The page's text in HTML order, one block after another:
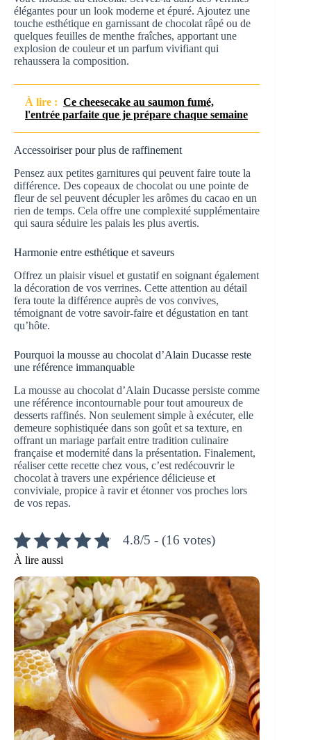
élégantes pour un look moderne et épuré. Ajoutez une
touche esthétique en garnissant de chocolat râpé ou de
quelques feuilles de menthe fraîches, apportant une
explosion de couleur et un parfum vivifiant qui
rehaussera la composition.
À lire : Ce cheesecake au saumon fumé,
l'entrée parfaite que je prépare chaque semaine
Accessoiriser pour plus de raffinement
Pensez aux petites garnitures qui peuvent faire toute la
différence. Des copeaux de chocolat ou une pointe de
fleur de sel peuvent décupler les arômes du cacao en un
rien de temps. Cela offre une complexité supplémentaire
qui saura séduire les palais les plus avertis.
Harmonie entre esthétique et saveurs
Offrez un plaisir visuel et gustatif en soignant également
la décoration de vos verrines. Cette attention au détail
fera toute la différence auprès de vos convives,
témoignant de votre savoir-faire et dégustation en tant
qu’hôte.
Pourquoi la mousse au chocolat d’Alain Ducasse reste
une référence immanquable​
La mousse au chocolat d’Alain Ducasse persiste comme
une référence incontournable pour tout amoureux de
desserts raffinés. Non seulement simple à exécuter, elle
demeure sophistiquée dans son goût et sa texture, en
offrant un mariage parfait entre tradition culinaire
française et modernité dans la présentation. Finalement,
réaliser cette recette chez vous, c’est redécouvrir le
chocolat à travers une expérience délicieuse et
conviviale, propice à ravir et étonner vos proches lors
de vos repas.
4.8/5 - (16 votes)
À lire aussi